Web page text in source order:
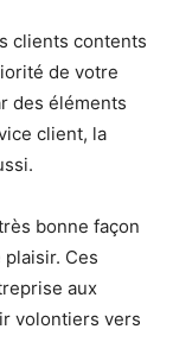
clients contents
de votre
des éléments
client, la
bonne façon
Ces
aux
volontiers vers